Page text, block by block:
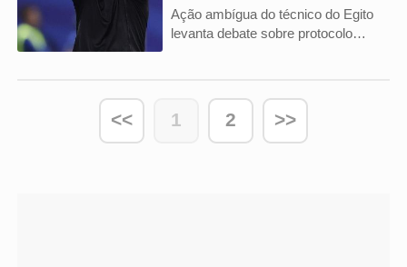
Ação ambígua do técnico do Egito
levanta debate sobre protocolo
<< 1 2 >>